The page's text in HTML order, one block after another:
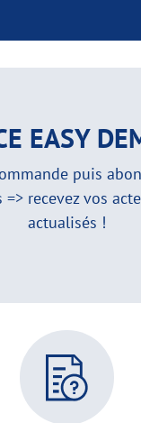
EASY
puis
recevez vos
actualisés !